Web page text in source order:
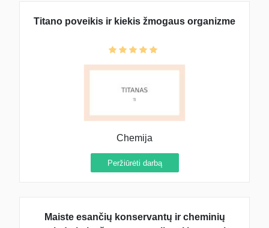
Titano poveikis ir kiekis žmogaus organizme
Chemija
Peržiūrėti darbą
Maiste esančių konservantų ir cheminių